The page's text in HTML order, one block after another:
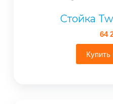
Стойка
64
Купить